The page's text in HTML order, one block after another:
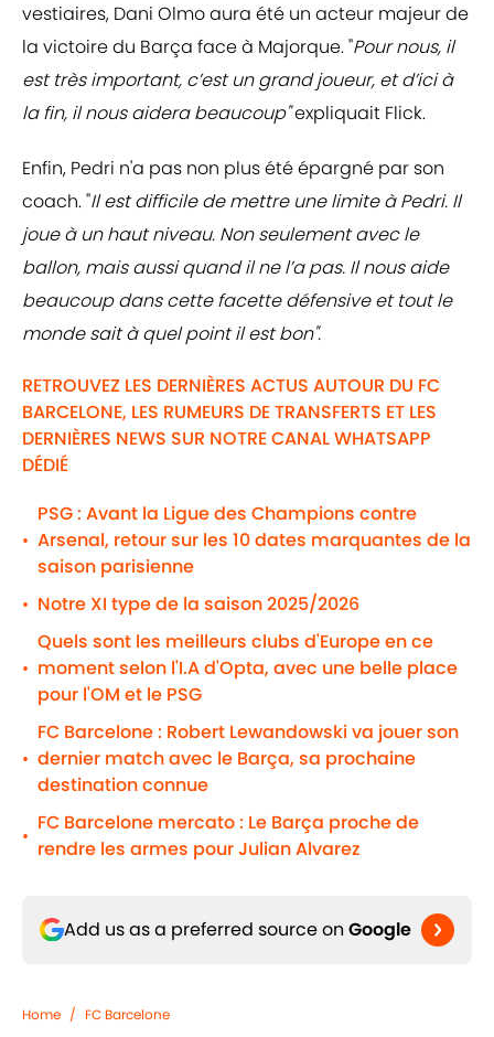
vestiaires, Dani Olmo aura été un acteur majeur de
la victoire du Barça face à Majorque. "Pour nous, il
est très important, c’est un grand joueur, et d’ici à
la fin, il nous aidera beaucoup"expliquait Flick.
Enfin, Pedri n'a pas non plus été épargné par son
coach. "Il est difficile de mettre une limite à Pedri. Il
joue à un haut niveau. Non seulement avec le
ballon, mais aussi quand il ne l’a pas. Il nous aide
beaucoup dans cette facette défensive et tout le
monde sait à quel point il est bon".
RETROUVEZ LES DERNIÈRES ACTUS AUTOUR DU FC
BARCELONE, LES RUMEURS DE TRANSFERTS ET LES
DERNIÈRES NEWS SUR NOTRE CANAL WHATSAPP
DÉDIÉ
•
PSG : Avant la Ligue des Champions contre
Arsenal, retour sur les 10 dates marquantes de la
saison parisienne
• Notre XI type de la saison 2025/2026
•
Quels sont les meilleurs clubs d'Europe en ce
moment selon l'I.A d'Opta, avec une belle place
pour l'OM et le PSG
•
FC Barcelone : Robert Lewandowski va jouer son
dernier match avec le Barça, sa prochaine
destination connue
•
FC Barcelone mercato : Le Barça proche de
rendre les armes pour Julian Alvarez
Add us as a preferred source on Google
Home / FC Barcelone